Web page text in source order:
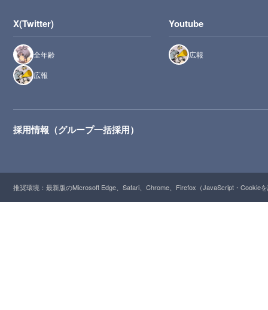
X(Twitter)
全年齢
広報
Youtube
広報
採用情報（グループ一括採用）
推奨環境：最新版のMicrosoft Edge、Safari、Chrome、Firefox（JavaScript・Cookie